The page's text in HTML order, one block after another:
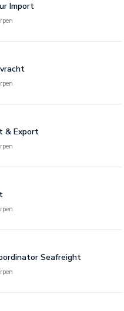
Import
& Export
Seafreight